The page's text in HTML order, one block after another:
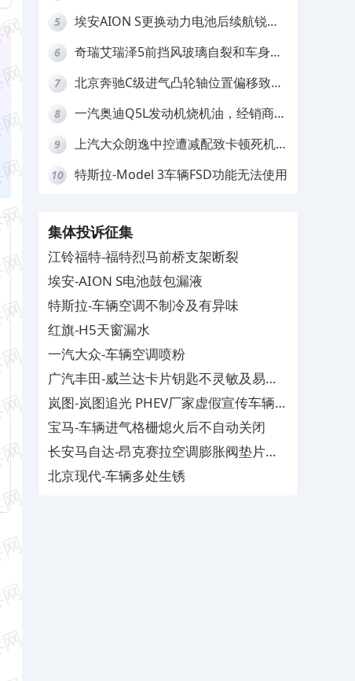
5
埃安AION S更换动力电池后续航锐
6
奇瑞艾瑞泽5前挡风玻璃自裂和车身多
7
北京奔驰C级进气凸轮轴位置偏移致发
8
一汽奥迪Q5L发动机烧机油，经销商推
9
上汽大众朗逸中控遭减配致卡顿死机，
10 特斯拉-Model 3车辆FSD功能无法使用
集体投诉征集
江铃福特-福特烈马前桥支架断裂
埃安-AION S电池鼓包漏液
特斯拉-车辆空调不制冷及有异味
红旗-H5天窗漏水
一汽大众-车辆空调喷粉
广汽丰田-威兰达卡片钥匙不灵敏及易消
磁
岚图-岚图追光 PHEV厂家虚假宣传车辆配
置与功能
宝马-车辆进气格栅熄火后不自动关闭
长安马自达-昂克赛拉空调膨胀阀垫片生
锈
北京现代-车辆多处生锈